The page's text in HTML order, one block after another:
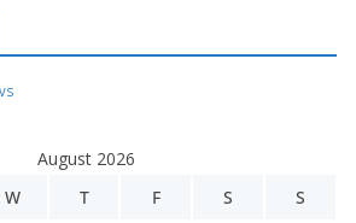
August 2026
W T F S S